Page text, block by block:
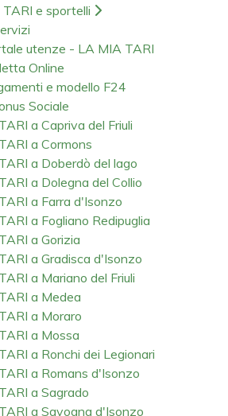
e sportelli
utenze - LA MIA TARI
Online
e modello F24
Sociale
a Capriva del Friuli
a Cormons
a Doberdò del lago
a Dolegna del Collio
a Farra d'Isonzo
a Fogliano Redipuglia
a Gorizia
a Gradisca d'Isonzo
a Mariano del Friuli
a Medea
a Moraro
a Mossa
a Ronchi dei Legionari
a Romans d'Isonzo
a Sagrado
a Savogna d'Isonzo